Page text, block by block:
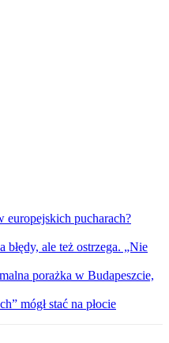
pucharach?
ale też ostrzega. „Nie
porażka w Budapeszcie,
mógł stać na płocie